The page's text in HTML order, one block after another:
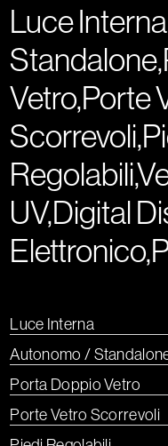
Luce
Vetro,Porte
UV,Digital
Luce Interna
Autonomo /
Porta Doppio Vetro
Porte Vetro Scorrevoli